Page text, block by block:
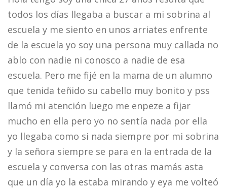
todos los días llegaba a buscar a mi sobrina al
escuela y me siento en unos arriates enfrente
de la escuela yo soy una persona muy callada no
ablo con nadie ni conosco a nadie de esa
escuela. Pero me fijé en la mama de un alumno
que tenida teñido su cabello muy bonito y pss
llamó mi atención luego me enpeze a fijar
mucho en ella pero yo no sentía nada por ella
yo llegaba como si nada siempre por mi sobrina
y la señora siempre se para en la entrada de la
escuela y conversa con las otras mamás asta
que un día yo la estaba mirando y eya me volteó